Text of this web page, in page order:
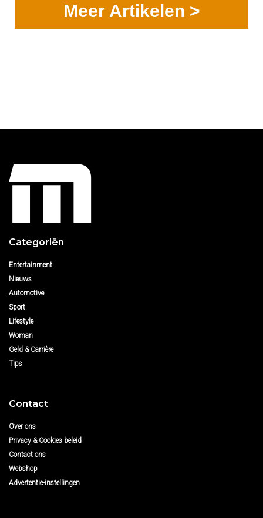
Meer Artikelen >
Categoriën
Entertainment
Nieuws
Automotive
Sport
Lifestyle
Woman
Geld & Carrière
Tips
Contact
Over ons
Privacy & Cookies beleid
Contact ons
Webshop
Advertentie-instellingen